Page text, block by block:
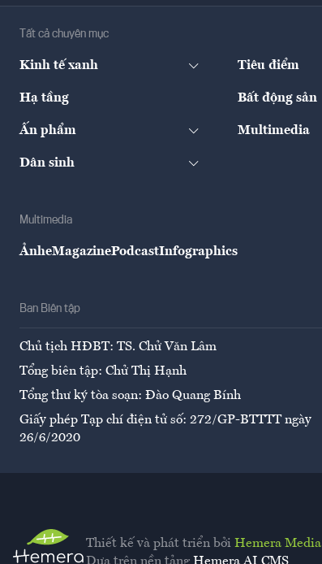
Tất cả chuyên mục
Kinh tế xanh Tiêu điểm
Hạ tầng Bất động sản
Ấn phẩm Multimedia
Dân sinh
Multimedia
ẢnheMagazinePodcastInfographics
Ban Biên tập
Chủ tịch HĐBT: TS. Chử Văn Lâm
Tổng biên tập: Chử Thị Hạnh
Tổng thư ký tòa soạn: Đào Quang Bính
Giấy phép Tạp chí điện tử số: 272/GP-BTTTT ngày
26/6/2020
Thiết kế và phát triển bởi Hemera Media